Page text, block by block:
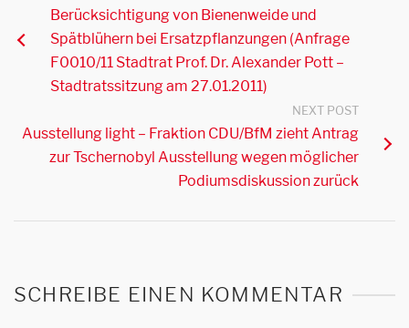
Berücksichtigung von Bienenweide und
Spätblühern bei Ersatzpflanzungen (Anfrage
F0010/11 Stadtrat Prof. Dr. Alexander Pott –
Stadtratssitzung am 27.01.2011)
NEXT POST
Ausstellung light – Fraktion CDU/BfM zieht Antrag
zur Tschernobyl Ausstellung wegen möglicher
Podiumsdiskussion zurück
SCHREIBE EINEN KOMMENTAR